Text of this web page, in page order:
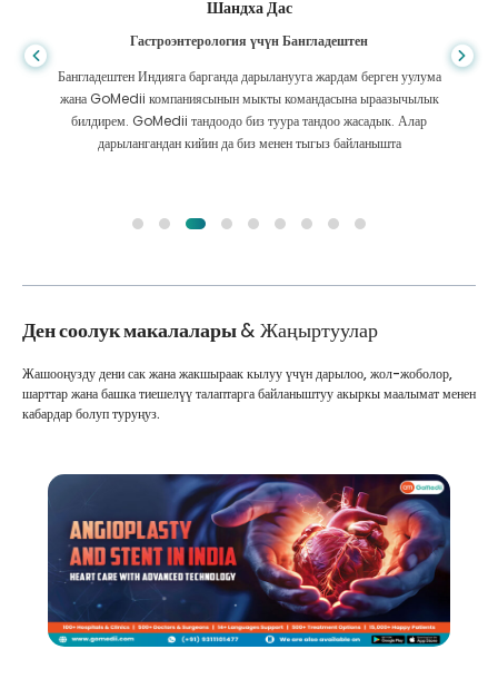
Шандха Дас
Гастроэнтерология үчүн Бангладештен
Бангладештен Индияга барганда дарыланууга жардам берген уулума
жана GoMedii компаниясынын мыкты командасына ыраазычылык
билдирем. GoMedii тандоодо биз туура тандоо жасадык. Алар
дарылангандан кийин да биз менен тыгыз байланышта
Ден соолук макалалары& Жаңыртуулар
Жашооңузду дени сак жана жакшыраак кылуу үчүн дарылоо, жол-жоболор,
шарттар жана башка тиешелүү талаптарга байланыштуу акыркы маалымат менен
кабардар болуп туруңуз.